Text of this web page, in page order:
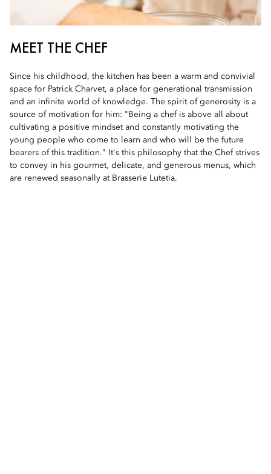
MEET THE CHEF
Since his childhood, the kitchen has been a warm and convivial
space for Patrick Charvet, a place for generational transmission
and an infinite world of knowledge. The spirit of generosity is a
source of motivation for him: "Being a chef is above all about
cultivating a positive mindset and constantly motivating the
young people who come to learn and who will be the future
bearers of this tradition." It's this philosophy that the Chef strives
to convey in his gourmet, delicate, and generous menus, which
are renewed seasonally at Brasserie Lutetia.